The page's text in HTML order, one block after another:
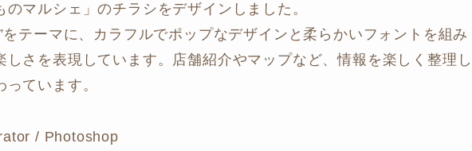
マルシェ」のチラシをデザインしました。
をテーマに、カラフルでポップなデザインと柔らかいフォントを組み
しさを表現しています。店舗紹介やマップなど、情報を楽しく整理し
ています。
/ Photoshop